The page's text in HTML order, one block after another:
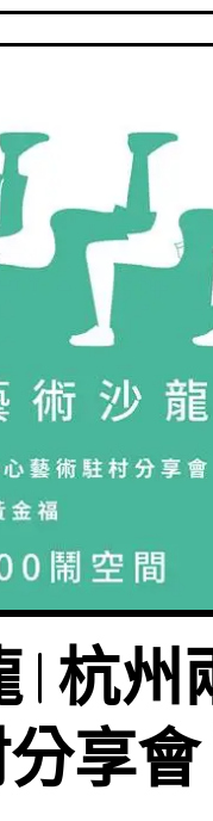
| 杭
享會